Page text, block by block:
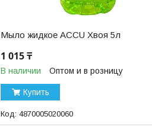
Мыло жидкое ACCU Хвоя 5л
1 015 ₸
В наличии Оптом и в розницу
Купить
4870005020060